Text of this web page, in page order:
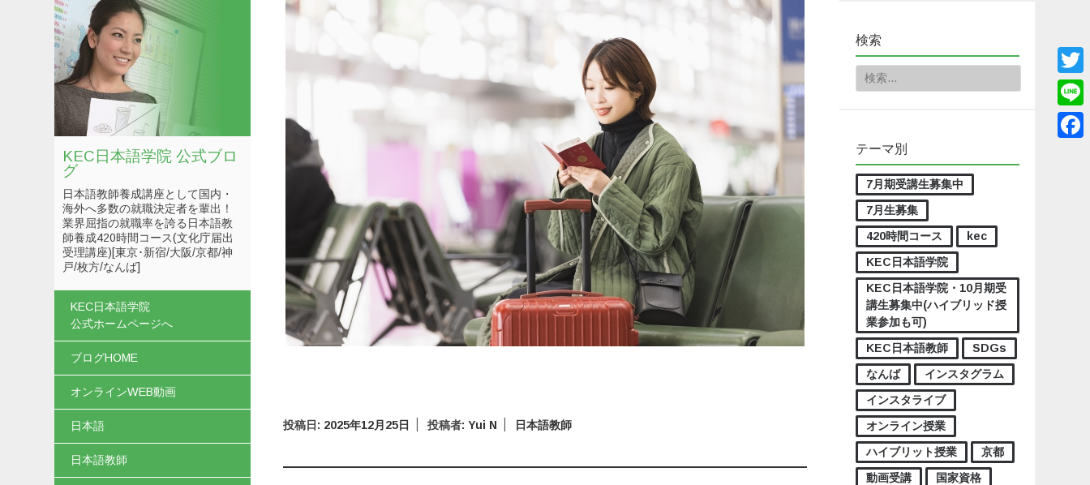
KEC日本語学院 公式ブロ
グ
日本語教師養成講座として国内・
海外へ多数の就職決定者を輩出！
業界屈指の就職率を誇る日本語教
師養成420時間コース(文化庁届出
受理講座)[東京･新宿/大阪/京都/神
戸/枚方/なんば]
コンテンツへスキップ
KEC日本語学院
公式ホームページへ
ブログHOME
オンラインWEB動画
日本語
日本語教師
検索
検索:
テーマ別
7月期受講生募集中
7月生募集
420時間コース
kec
KEC日本語学院
KEC日本語学院・10月期受
講生募集中(ハイブリッド授
業参加も可)
KEC日本語教師
SDGs
なんば
インスタグラム
インスタライブ
オンライン授業
ハイブリット授業
京都
動画受講
国家資格
投稿日: 2025年12月25日 投稿者:Yui N 日本語教師
Line